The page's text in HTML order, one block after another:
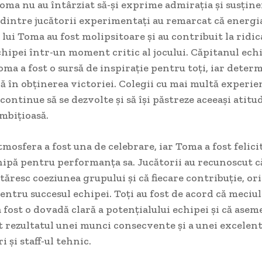
nu au întârziat să-și exprime admirația și
jucătorii experimentați au remarcat că
Toma au fost molipsitoare și au contribuit la
într-un moment critic al jocului. Căpitanul
a fost o sursă de inspirație pentru toți, iar
în obținerea victoriei. Colegii cu mai multă
să se dezvolte și să își păstreze aceeași
a fost una de celebrare, iar Toma a fost
pentru performanța sa. Jucătorii au recunoscut
coeziunea grupului și că fiecare contribuție,
succesul echipei. Toți au fost de acord că
fost o dovadă clară a potențialului echipei și că
unei munci consecvente și a unei
și staff-ul tehnic.